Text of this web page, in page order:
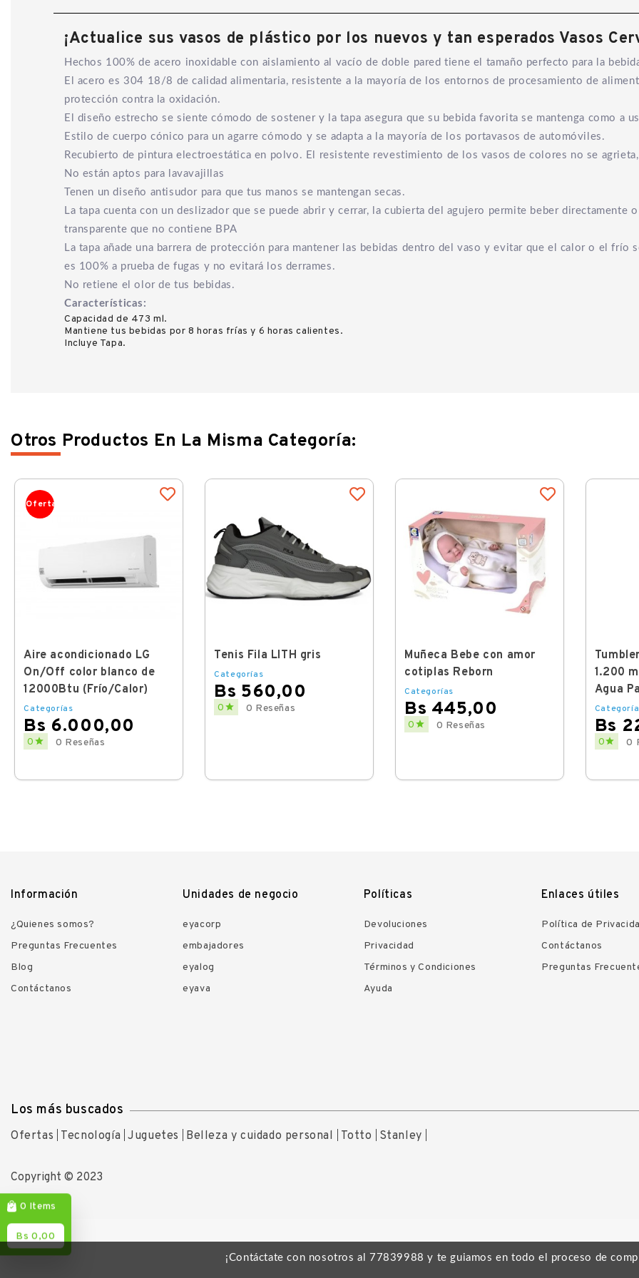
0 Items
Bs 0,00
¡Actualice sus vasos de plástico por los nuevos y tan esperados Vasos
Hechos 100% de acero inoxidable con aislamiento al vacío de doble pared tiene el tamaño perfecto para la
El acero es 304 18/8 de calidad alimentaria, resistente a la mayoría de los entornos de procesamiento de
protección contra la oxidación.
El diseño estrecho se siente cómodo de sostener y la tapa asegura que su bebida favorita se mantenga como a
Estilo de cuerpo cónico para un agarre cómodo y se adapta a la mayoría de los portavasos de automóviles.
Recubierto de pintura electroestática en polvo. El resistente revestimiento de los vasos de colores no se
No están aptos para lavavajillas
Tenen un diseño antisudor para que tus manos se mantengan secas.
La tapa cuenta con un deslizador que se puede abrir y cerrar, la cubierta del agujero permite beber directamente
transparente que no contiene BPA
La tapa añade una barrera de protección para mantener las bebidas dentro del vaso y evitar que el calor o el frío
es 100% a prueba de fugas y no evitará los derrames.
No retiene el olor de tus bebidas.
Características:
Capacidad de 473 ml.
Mantiene tus bebidas por 8 horas frías y 6 horas calientes.
Incluye Tapa.
Otros Productos En La Misma Categoría:
Oferta
Aire acondicionado LG
On/Off color blanco de
12000Btu (Frío/Calor)
Categorías
Bs 6.000,00
Price
0  0 Reseñas
Tenis Fila LITH gris
Categorías
Bs 560,00
Price
0  0 Reseñas
Muñeca Bebe con amor
cotiplas Reborn
Categorías
Bs 445,00
Price
0  0 Reseñas
1.200
Agua
Bs
Price
0 0
¡Contáctate con nosotros al 77839988 y te guiamos en todo el proceso de
Información
¿Quienes somos?
Preguntas Frecuentes
Blog
Contáctanos
Unidades de negocio
eyacorp
embajadores
eyalog
eyava
Políticas
Devoluciones
Privacidad
Términos y Condiciones
Ayuda
Enlaces útiles
Política de
Contáctanos
Preguntas
Los más buscados
Ofertas Tecnología Juguetes Belleza y cuidado personal Totto Stanley
Copyright © 2023